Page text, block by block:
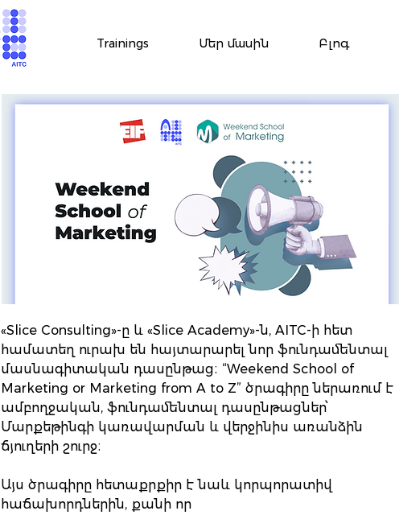
Trainings Մեր մասին Բլոգ
«Slice Consulting»-ը և «Slice Academy»-ն, AITC-ի հետ
համատեղ ուրախ են հայտարարել նոր ֆունդամենտալ
մասնագիտական դասընթաց։ “Weekend School of
Marketing or Marketing from A to Z” ծրագիրը ներառում է
ամբողջական, ֆունդամենտալ դասընթացներ՝
Մարքեթինգի կառավարման և վերջինիս առանձին
ճյուղերի շուրջ։
Այս ծրագիրը հետաքրքիր է նաև կորպորատիվ
հաճախորդներին, քանի որ